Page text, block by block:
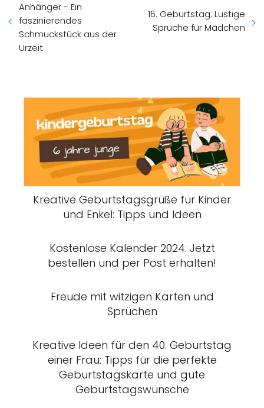
Anhänger - Ein
faszinierendes
Schmuckstück aus der
Urzeit
16. Geburtstag: Lustige
Sprüche für Mädchen
Kreative Geburtstagsgrüße für Kinder
und Enkel: Tipps und Ideen
Kostenlose Kalender 2024: Jetzt
bestellen und per Post erhalten!
Freude mit witzigen Karten und
Sprüchen
Kreative Ideen für den 40. Geburtstag
einer Frau: Tipps für die perfekte
Geburtstagskarte und gute
Geburtstagswünsche